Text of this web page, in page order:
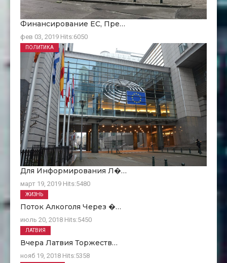
Финансирование ЕC, Пре…
фев 03, 2019 Hits:6050
Для Информирования Л�…
март 19, 2019 Hits:5480
ПОЛИТИКА
Поток Алкоголя Через �…
июль 20, 2018 Hits:5450
ЖИЗНЬ
Вчера Латвия Торжеств…
нояб 19, 2018 Hits:5358
ЛАТВИЯ